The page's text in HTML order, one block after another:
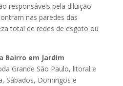
responsáveis pela diluição
nas paredes das
total de redes de esgoto ou
Bairro em Jardim
Grande São Paulo, litoral e
Sábados, Domingos e